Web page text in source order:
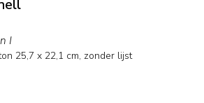
I
25,7 x 22,1 cm, zonder lijst